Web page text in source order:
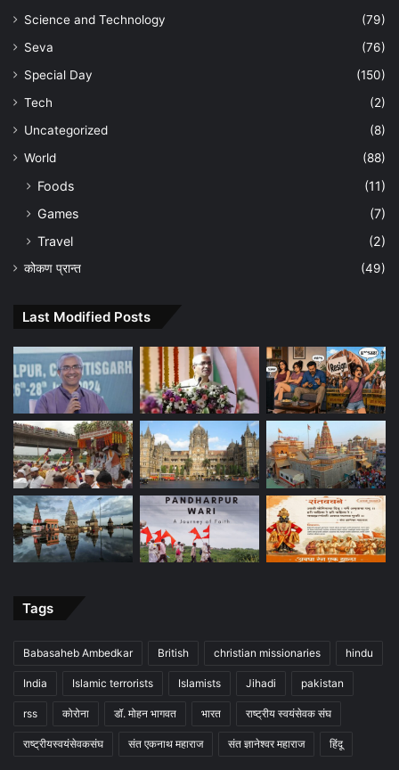
Science and Technology
(79)
Seva
(76)
Special Day
(150)
Tech
(2)
Uncategorized
(8)
World
(88)
Foods
(11)
Games
(7)
Travel
(2)
कोकण प्रान्त (49)
Last Modified Posts
Tags
Babasaheb Ambedkar British christian missionaries hindu
India Islamic terrorists Islamists Jihadi pakistan
rss कोरोना डॉ. मोहन भागवत भारत राष्ट्रीय स्वयंसेवक संघ
राष्ट्रीयस्वयंसेवकसंघ संत एकनाथ महाराज संत ज्ञानेश्वर महाराज हिंदू